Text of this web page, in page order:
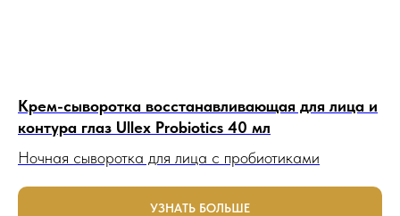
Крем-сыворотка восстанавливающая для лица и
контура глаз Ullex Probiotics 40 мл
Ночная сыворотка для лица с пробиотиками
УЗНАТЬ БОЛЬШЕ